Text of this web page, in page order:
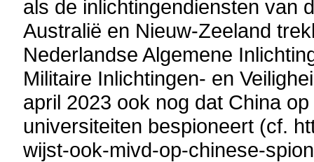
als de inlichtingendiensten van
Australië en Nieuw-Zeeland
Nederlandse Algemene
Militaire Inlichtingen- en
april 2023 ook nog dat China
universiteiten bespioneert (cf.
wijst-ook-mivd-op-chinese-